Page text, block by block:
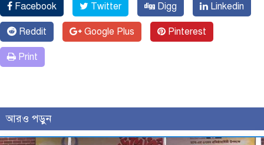
Facebook Twitter Digg Linkedin
Reddit Google Plus Pinterest
Print
আরও পড়ুন